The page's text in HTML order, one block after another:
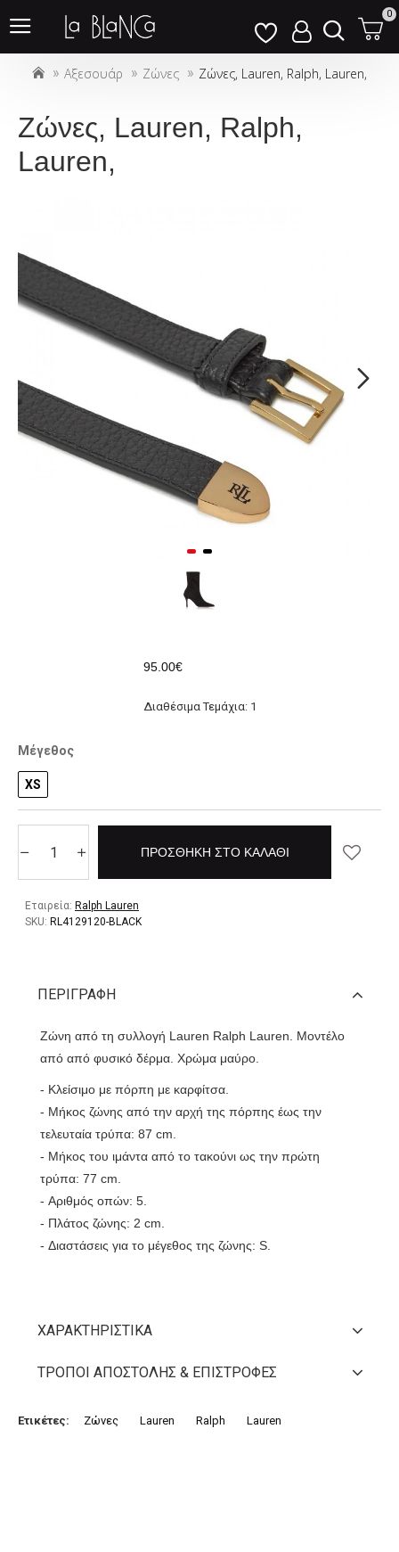
Αυτός
ο
ιστότοπος
ένα
σύστημα
προσβασιμότητας.
0
Αξεσουάρ Ζώνες Ζώνες, Lauren, Ralph, Lauren,
Ζώνες, Lauren, Ralph,
Lauren,
Εταιρεία: Ralph Lauren
SKU: RL4129120-BLACK
95.00€
Διαθέσιμα Τεμάχια: 1
Μέγεθος
XS
ΠΡΟΣΘΉΚΗ ΣΤΟ ΚΑΛΆΘΙ
ΠΕΡΙΓΡΑΦΉ
Ζώνη από τη συλλογή Lauren Ralph Lauren. Μοντέλο
από από φυσικό δέρμα. Χρώμα μαύρο.
- Κλείσιμο με πόρπη με καρφίτσα.
- Μήκος ζώνης από την αρχή της πόρπης έως την
τελευταία τρύπα: 87 cm.
- Μήκος του ιμάντα από το τακούνι ως την πρώτη
τρύπα: 77 cm.
- Αριθμός οπών: 5.
- Πλάτος ζώνης: 2 cm.
- Διαστάσεις για το μέγεθος της ζώνης: S.
ΧΑΡΑΚΤΗΡΙΣΤΙΚΆ
ΤΡΌΠΟΙ ΑΠΟΣΤΟΛΉΣ & ΕΠΙΣΤΡΟΦΈΣ
Ετικέτες: Ζώνες Lauren Ralph Lauren